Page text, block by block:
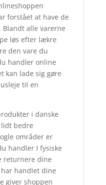
forstået at have de
alle varerne
løs efter lækre
den vare du
handler online
kan lade sig gøre
til en
i danske
bedre
områder er
handler I fysiske
returnere dine
handlet dine
giver shoppen